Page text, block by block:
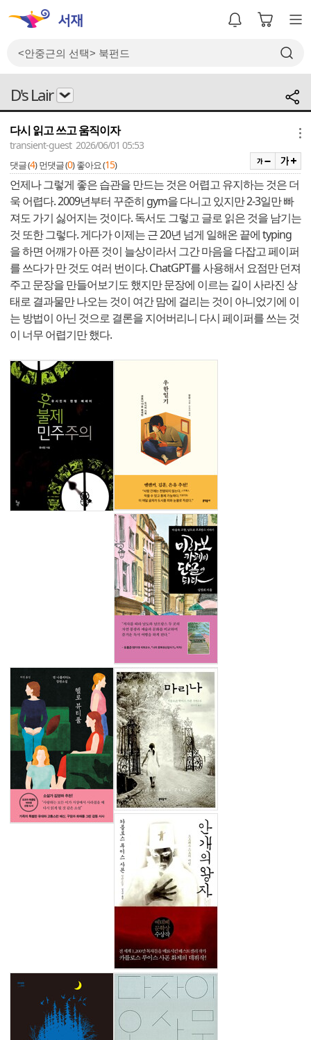
D's Lair
다시 읽고 쓰고 움직이자
transient-guest 2026/06/01 05:53
댓글 (4) 먼댓글 (0) 좋아요 (15)
언제나 그렇게 좋은 습관을 만드는 것은 어렵고 유지하는 것은 더
욱 어렵다. 2009년부터 꾸준히 gym을 다니고 있지만 2-3일만 빠
져도 가기 싫어지는 것이다. 독서도 그렇고 글로 읽은 것을 남기는
것 또한 그렇다. 게다가 이제는 근 20년 넘게 일해온 끝에 typing
을 하면 어깨가 아픈 것이 늘상이라서 그간 마음을 다잡고 페이퍼
를 쓰다가 만 것도 여러 번이다. ChatGPT를 사용해서 요점만 던져
주고 문장을 만들어보기도 했지만 문장에 이르는 길이 사라진 상
태로 결과물만 나오는 것이 여간 맘에 걸리는 것이 아니었기에 이
는 방법이 아닌 것으로 결론을 지어버리니 다시 페이퍼를 쓰는 것
이 너무 어렵기만 했다.